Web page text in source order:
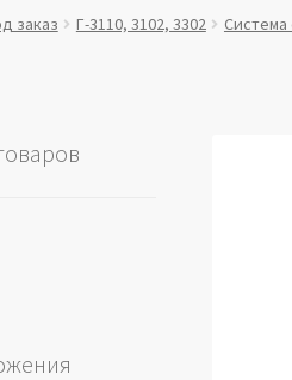
Мой аккаунтПолитика в
заказ Г-3110, 3102, 3302 Система